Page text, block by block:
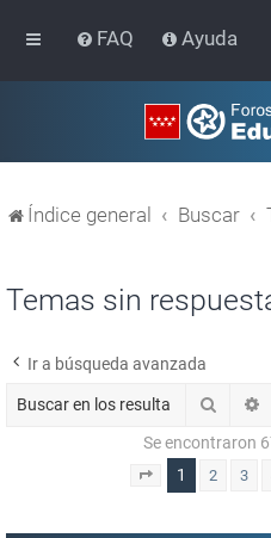
FAQ Ayuda
Índice general Buscar
Temas sin
Ir a búsqueda avanzada
Buscar
Se encontraron
Página 1de 14
1 2 3